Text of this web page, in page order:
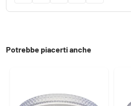
Potrebbe piacerti anche